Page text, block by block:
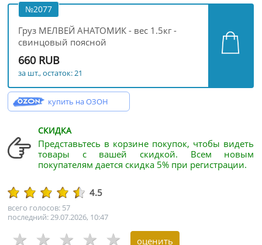
№2077
Груз МЕЛВЕЙ АНАТОМИК - вес 1.5кг -
свинцовый поясной
660 RUB
за шт., остаток: 21
купить на ОЗОН
СКИДКА
Представьтесь в корзине покупок, чтобы видеть
товары с вашей скидкой. Всем новым
покупателям дается скидка 5% при регистрации.
4.5
всего голосов: 57
последний: 29.07.2026, 10:47